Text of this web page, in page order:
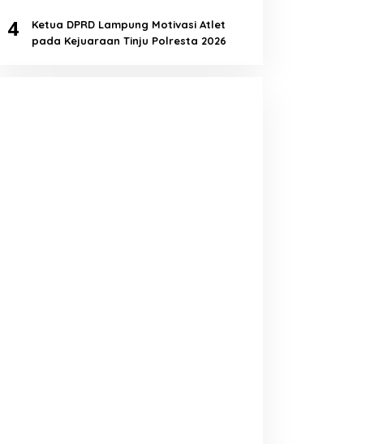
4
Ketua DPRD Lampung Motivasi Atlet
pada Kejuaraan Tinju Polresta 2026